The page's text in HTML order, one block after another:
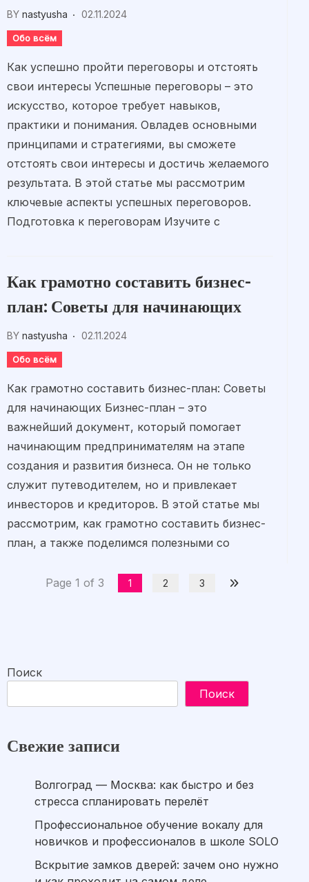
BY nastyusha 02.11.2024
Обо всём
Как успешно пройти переговоры и отстоять
свои интересы Успешные переговоры – это
искусство, которое требует навыков,
практики и понимания. Овладев основными
принципами и стратегиями, вы сможете
отстоять свои интересы и достичь желаемого
результата. В этой статье мы рассмотрим
ключевые аспекты успешных переговоров.
Подготовка к переговорам Изучите с
Как грамотно составить бизнес-
план: Советы для начинающих
BY nastyusha 02.11.2024
Обо всём
Как грамотно составить бизнес-план: Советы
для начинающих Бизнес-план – это
важнейший документ, который помогает
начинающим предпринимателям на этапе
создания и развития бизнеса. Он не только
служит путеводителем, но и привлекает
инвесторов и кредиторов. В этой статье мы
рассмотрим, как грамотно составить бизнес-
план, а также поделимся полезными со
Page 1 of 3 1 2 3
Поиск
Поиск
Свежие записи
Волгоград — Москва: как быстро и без
стресса спланировать перелёт
Профессиональное обучение вокалу для
новичков и профессионалов в школе SOLO
Вскрытие замков дверей: зачем оно нужно